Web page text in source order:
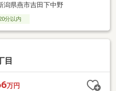
潟県燕市吉田下中野
分以内
目
万円